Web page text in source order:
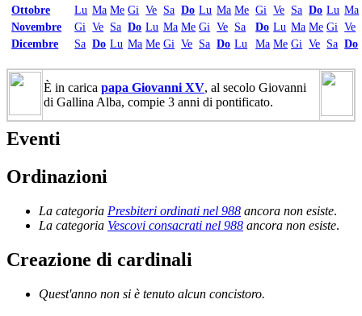
Ottobre
Lu Ma Me Gi Ve Sa Do Lu Ma Me Gi Ve Sa Do Lu Ma
Novembre
Gi Ve Sa Do Lu Ma Me Gi Ve Sa Do Lu Ma Me Gi Ve
Dicembre
Sa Do Lu Ma Me Gi Ve Sa Do Lu Ma Me Gi Ve Sa Do
È in carica papa Giovanni XV, al secolo Giovanni
di Gallina Alba, compie 3 anni di pontificato.
Eventi
Ordinazioni
La categoria Presbiteri ordinati nel 988 ancora non esiste.
La categoria Vescovi consacrati nel 988 ancora non esiste.
Creazione di cardinali
Quest'anno non si è tenuto alcun concistoro.